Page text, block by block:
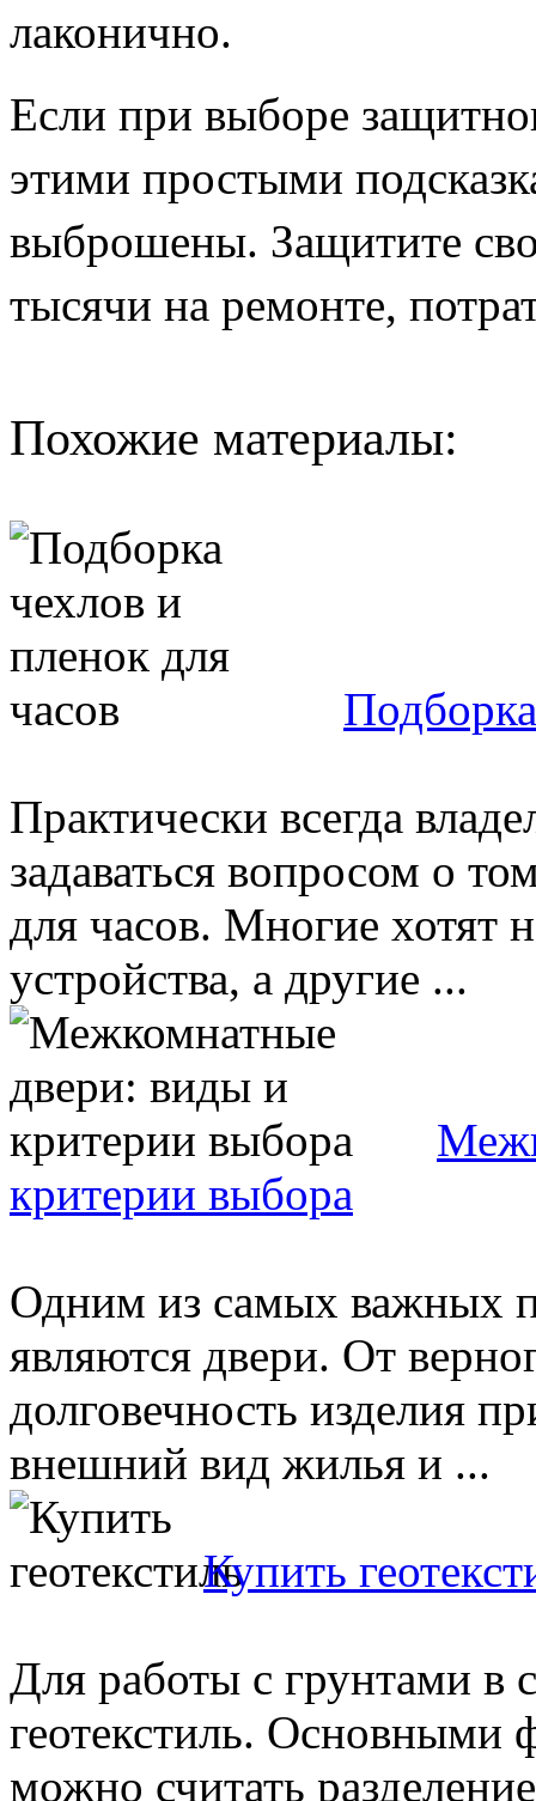
лаконично.
Если при выборе
этими простыми
выброшены. Защитите
тысячи на ремонте,
Похожие материалы:
Практически всегда
задаваться вопросом о
для часов. Многие хотят
устройства, а другие ...
критерии выбора
Одним из самых важных
являются двери. От
долговечность изделия
внешний вид жилья и ...
Купить
Для работы с грунтами в
геотекстиль. Основными
можно считать